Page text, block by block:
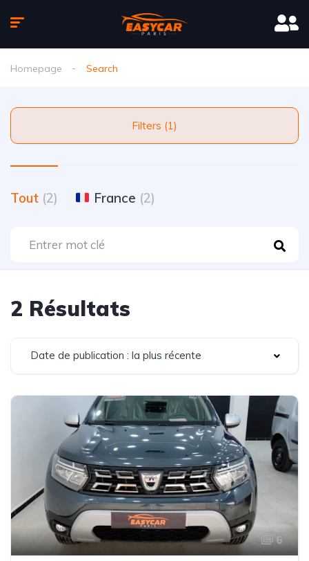
Homepage Search
Filters (1)
Tout (2) France (2)
2 Résultats
Date de publication : la plus récente
6